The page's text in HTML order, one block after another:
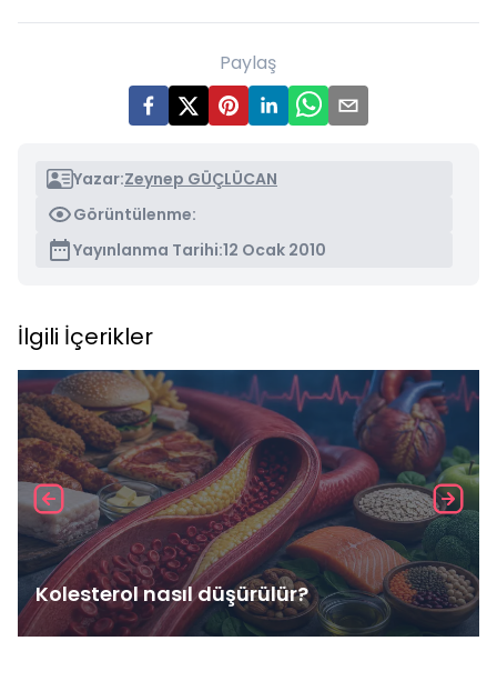
Paylaş
Yazar:Zeynep GÜÇLÜCAN
Görüntülenme:
Yayınlanma Tarihi:12 Ocak 2010
İlgili İçerikler
Kolesterol nasıl düşürülür?